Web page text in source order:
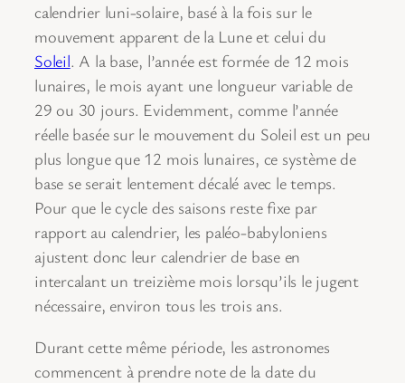
calendrier luni-solaire, basé à la fois sur le
mouvement apparent de la Lune et celui du
Soleil. A la base, l’année est formée de 12 mois
lunaires, le mois ayant une longueur variable de
29 ou 30 jours. Evidemment, comme l’année
réelle basée sur le mouvement du Soleil est un peu
plus longue que 12 mois lunaires, ce système de
base se serait lentement décalé avec le temps.
Pour que le cycle des saisons reste fixe par
rapport au calendrier, les paléo-babyloniens
ajustent donc leur calendrier de base en
intercalant un treizième mois lorsqu’ils le jugent
nécessaire, environ tous les trois ans.
Durant cette même période, les astronomes
commencent à prendre note de la date du